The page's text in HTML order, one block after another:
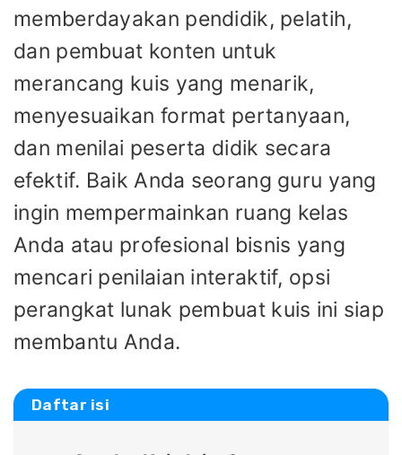
memberdayakan pendidik, pelatih,
dan pembuat konten untuk
merancang kuis yang menarik,
menyesuaikan format pertanyaan,
dan menilai peserta didik secara
efektif. Baik Anda seorang guru yang
ingin mempermainkan ruang kelas
Anda atau profesional bisnis yang
mencari penilaian interaktif, opsi
perangkat lunak pembuat kuis ini siap
membantu Anda.
Daftar isi